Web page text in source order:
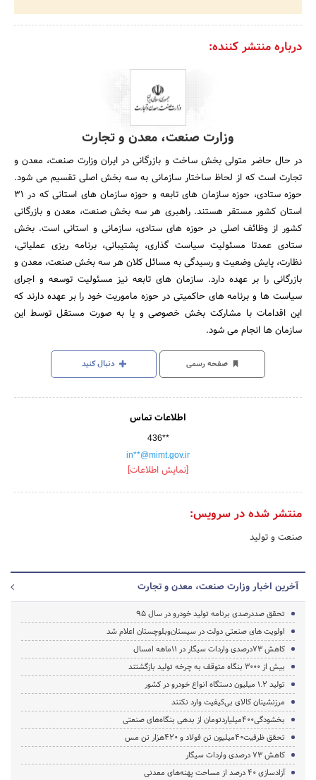
درباره منتشر کننده:
وزارت صنعت، معدن و تجارت
در حال حاضر متولی بخش ساخت و بازرگانی در ایران وزارت صنعت، معدن و
تجارت است که از لحاظ ساختار سازمانی به سه بخش اصلی تقسیم می شود.
حوزه ستادی، حوزه سازمان های تابعه و حوزه سازمان های استانی که در 31
استان کشور مستقر هستند. راهبری هر سه بخش صنعت، معدن و بازرگانی
کشور از وظائف اصلی در حوزه های ستادی، سازمانی و استانی است. بخش
ستادی عمدتا مسئولیت سیاست گذاری، پشتیبانی، برنامه ریزی عملیاتی،
نظارت، پایش وضعیت و رسیدگی به مسائل کلان هر سه بخش صنعت، معدن و
بازرگانی را بر عهده دارد. سازمان های تابعه نیز مسئولیت توسعه و اجرای
سیاست ها و برنامه های حاکمیتی در حوزه ماموریت خود را بر عهده دارند که
این اقدامات با مشارکت بخش خصوصی و یا به صورت مستقل توسط این
سازمان ها انجام می شود.
صفحه رسمی دنبال کنید
اطلاعات تماس
436**
in**@mimt.gov.ir
[نمایش اطلاعات]
منتشر شده در سرویس:
صنعت و تولید
آخرین اخبار وزارت صنعت، معدن و تجارت
تحقق صددرصدی برنامه تولید خودرو در سال 95
اولویت های صنعتی دولت در سیستان‌وبلوچستان اعلام شد
کاهش 73درصدی واردات سیگار در 11ماهه امسال
بیش از 3000 بنگاه متوقف به چرخه تولید بازگشتند
تولید 1.2 میلیون دستگاه انواع خودرو در کشور
مرزنشینان کالای بی‌کیفیت وارد نکنند
بخشودگی400میلیاردتومان از بدهی بنگاه‌های صنعتی
تحقق ظرفیت40میلیون تن فولاد و 420هزار تن مس
کاهش 73 درصدی واردات سیگار
آزادسازی 40 درصد از مساحت پهنه‌های معدنی